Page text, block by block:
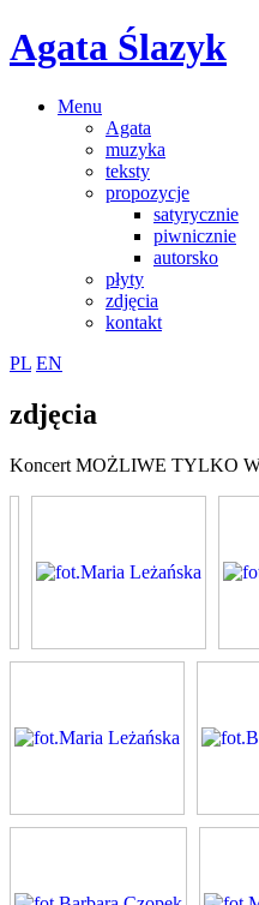
Agata Ślazyk
Menu
Agata
muzyka
teksty
propozycje
satyrycznie
piwnicznie
autorsko
płyty
zdjęcia
kontakt
PL EN
zdjęcia
Koncert MOŻLIWE TYLKO